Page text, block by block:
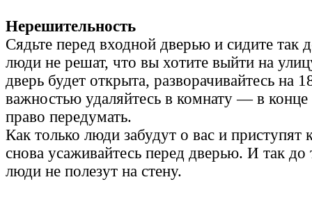
Нерешительность
Сядьте перед входной дверью и сидите так
люди не решат, что вы хотите выйти на
дверь будет открыта, разворачивайтесь на
важностью удаляйтесь в комнату — в
право передумать.
Как только люди забудут о вас и приступят
снова усаживайтесь перед дверью. И так до
люди не полезут на стену.